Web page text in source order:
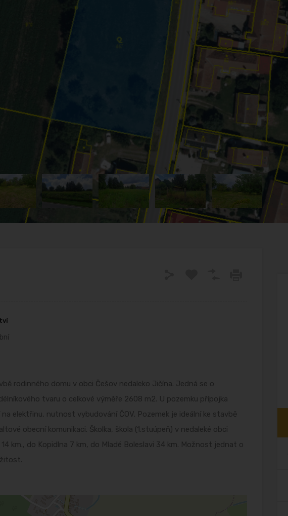
rodinného domu v obci Češov nedaleko Jičína. Jedná se o
tvaru o celkové výměře 2608 m2. U pozemku přípojka
elektřinu, nutnost vybudování ČOV. Pozemek je ideální ke stavbě
obecní komunikaci. Školka, škola (1.stuúpeň) v nedaleké obci
km., do Kopidlna 7 km, do Mladé Boleslavi 34 km. Možnost jednat o